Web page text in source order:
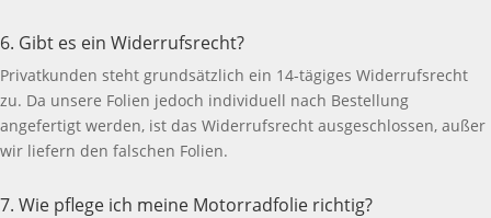
6. Gibt es ein Widerrufsrecht?
Privatkunden steht grundsätzlich ein 14-tägiges Widerrufsrecht
zu. Da unsere Folien jedoch individuell nach Bestellung
angefertigt werden, ist das Widerrufsrecht ausgeschlossen, außer
wir liefern den falschen Folien.
7. Wie pflege ich meine Motorradfolie richtig?